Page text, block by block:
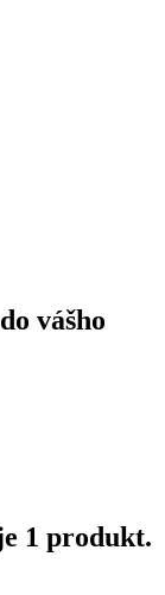
vášho
1 produkt.